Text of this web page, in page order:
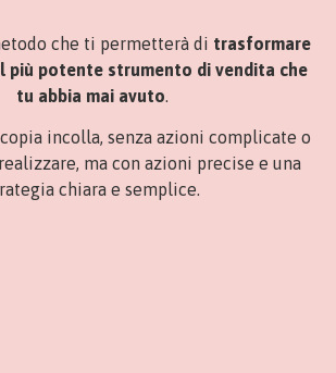
che ti permetterà di trasformare
più potente strumento di vendita che
tu abbia mai avuto.
incolla, senza azioni complicate o
ma con azioni precise e una
chiara e semplice.